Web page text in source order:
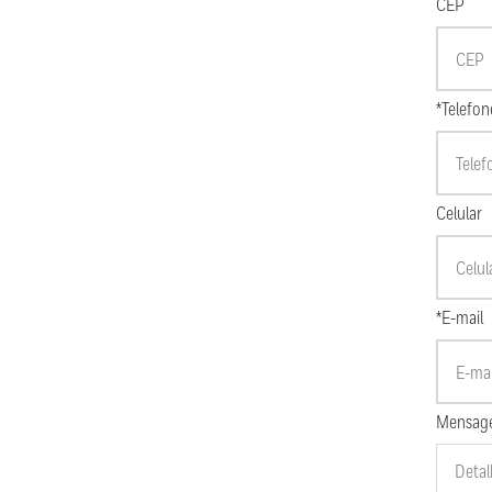
CEP
Celular
*E-mail